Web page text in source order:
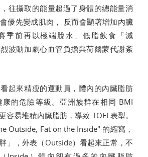
往攝取的能量超過了身體的總能量消
優先變成肌肉， 反而會顯著增加內臟
季前再以極端脫水、低脂飲食「減
波動加劇心血管負擔與荷爾蒙代謝紊
起來精瘦的運動員，體內的內臟脂肪
的危險等級。亞洲族群在相同 BMI
容易堆積內臟脂肪，導致 TOFI 表型。
Outside, Fat on the Inside" 的縮寫，
」，外表（Outside）看起來正常，不